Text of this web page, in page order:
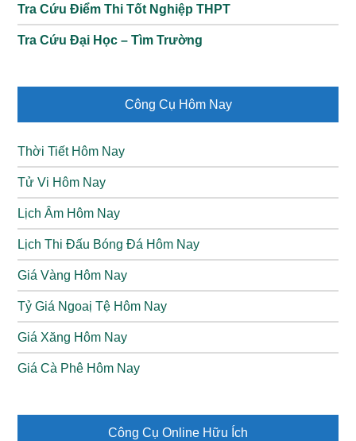
Tra Cứu Điểm Thi Tốt Nghiệp THPT
Tra Cứu Đại Học – Tìm Trường
Công Cụ Hôm Nay
Thời Tiết Hôm Nay
Tử Vi Hôm Nay
Lịch Âm Hôm Nay
Lịch Thi Đấu Bóng Đá Hôm Nay
Giá Vàng Hôm Nay
Tỷ Giá Ngoaị Tệ Hôm Nay
Giá Xăng Hôm Nay
Giá Cà Phê Hôm Nay
Công Cụ Online Hữu Ích